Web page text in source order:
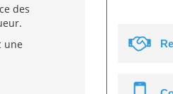
des
une